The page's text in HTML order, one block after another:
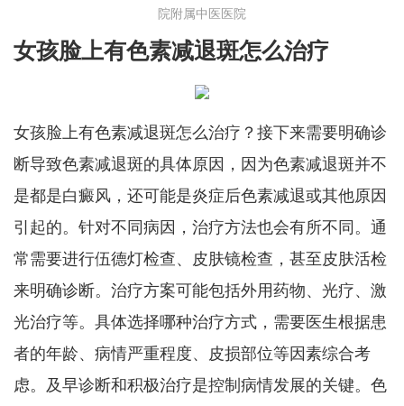
院附属中医医院
女孩脸上有色素减退斑怎么治疗
女孩脸上有色素减退斑怎么治疗？接下来需要明确诊
断导致色素减退斑的具体原因，因为色素减退斑并不
是都是白癜风，还可能是炎症后色素减退或其他原因
引起的。针对不同病因，治疗方法也会有所不同。通
常需要进行伍德灯检查、皮肤镜检查，甚至皮肤活检
来明确诊断。治疗方案可能包括外用药物、光疗、激
光治疗等。具体选择哪种治疗方式，需要医生根据患
者的年龄、病情严重程度、皮损部位等因素综合考
虑。及早诊断和积极治疗是控制病情发展的关键。色